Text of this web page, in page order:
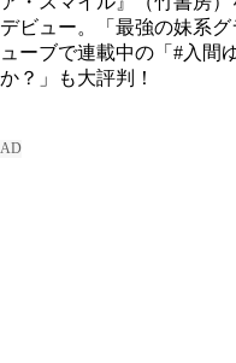
デビュー。「最強の妹系
ューブで連載中の「#入間
か？」も大評判！